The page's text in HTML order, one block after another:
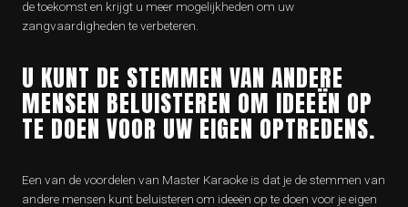
de toekomst en krijgt u meer mogelijkheden om uw
zangvaardigheden te verbeteren.
U KUNT DE STEMMEN VAN ANDERE
MENSEN BELUISTEREN OM IDEEËN OP
TE DOEN VOOR UW EIGEN OPTREDENS.
Een van de voordelen van Master Karaoke is dat je de stemmen van
andere mensen kunt beluisteren om ideeën op te doen voor je eigen